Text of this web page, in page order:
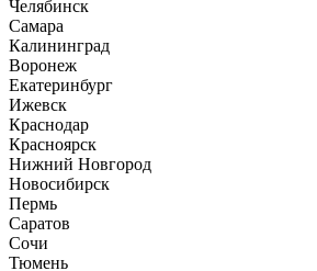
Челябинск
Самара
Калининград
Воронеж
Екатеринбург
Ижевск
Краснодар
Красноярск
Нижний Новгород
Новосибирск
Пермь
Саратов
Сочи
Тюмень